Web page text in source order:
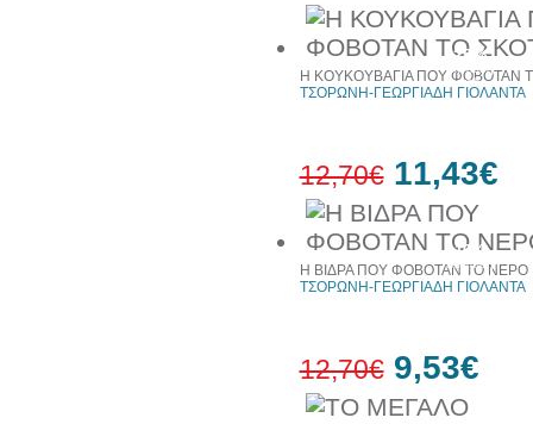
25%
έκπτωση
web
10%
έκπτωση
Η ΚΟΥΚΟΥΒΑΓΙΑ ΠΟΥ ΦΟΒΟΤΑΝ
ΤΣΟΡΩΝΗ-ΓΕΩΡΓΙΑΔΗ ΓΙΟΛΑΝΤΑ
12,70€ 11,43€
Η ΒΙΔΡΑ ΠΟΥ ΦΟΒΟΤΑΝ ΤΟ ΝΕΡΟ
ΤΣΟΡΩΝΗ-ΓΕΩΡΓΙΑΔΗ ΓΙΟΛΑΝΤΑ
12,70€ 9,53€